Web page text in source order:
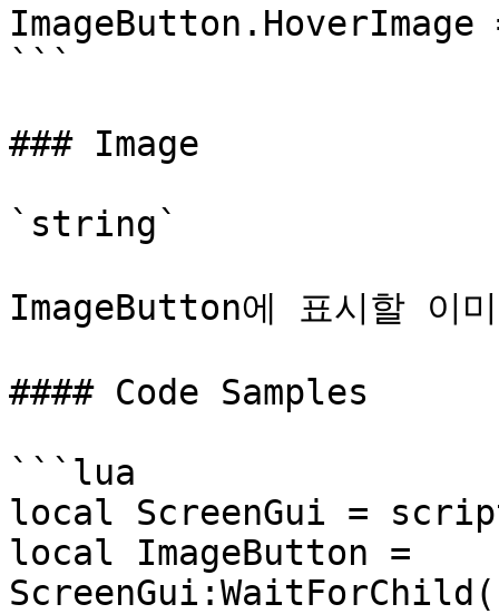
```
### Image
`string`
ImageButton에 표시할 이
#### Code Samples
```lua
local ScreenGui =
local ImageButton =